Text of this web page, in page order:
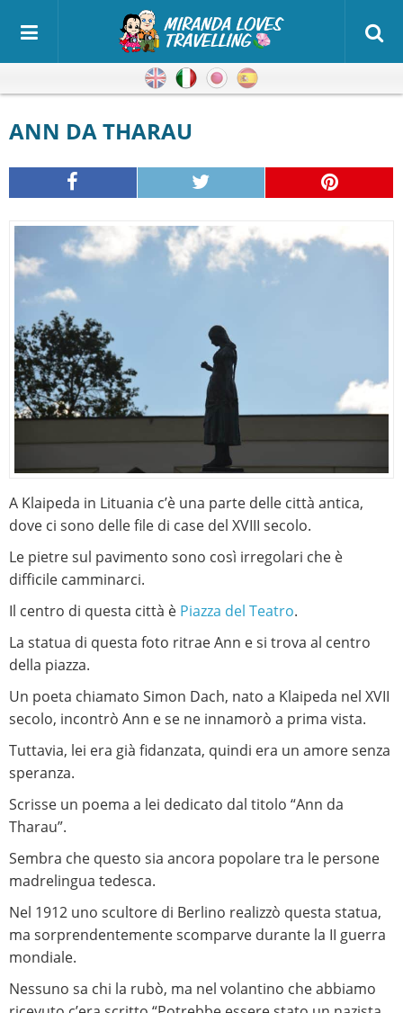
IngleseItalianoGiapponese
ANN DA THARAU
A Klaipeda in Lituania c’è una parte delle città antica,
dove ci sono delle file di case del XVIII secolo.
Le pietre sul pavimento sono così irregolari che è
difficile camminarci.
Il centro di questa città è Piazza del Teatro.
La statua di questa foto ritrae Ann e si trova al centro
della piazza.
Un poeta chiamato Simon Dach, nato a Klaipeda nel XVII
secolo, incontrò Ann e se ne innamorò a prima vista.
Tuttavia, lei era già fidanzata, quindi era un amore senza
speranza.
Scrisse un poema a lei dedicato dal titolo “Ann da
Tharau”.
Sembra che questo sia ancora popolare tra le persone
madrelingua tedesca.
Nel 1912 uno scultore di Berlino realizzò questa statua,
ma sorprendentemente scomparve durante la II guerra
mondiale.
Nessuno sa chi la rubò, ma nel volantino che abbiamo